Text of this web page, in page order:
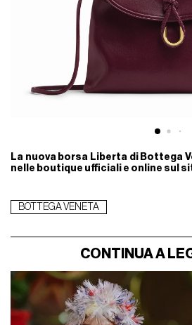
La nuova borsa Liberta di Bottega
nelle boutique ufficiali e online sul
BOTTEGA VENETA
CONTINUA A